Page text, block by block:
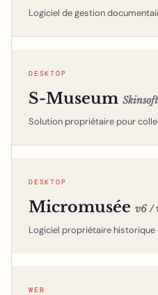
Logiciel de gestion
DESKTOP
S-Museum Skinsoft
Solution propriétaire pour
DESKTOP
Micromusée v6 /
Logiciel propriétaire historique
WEB